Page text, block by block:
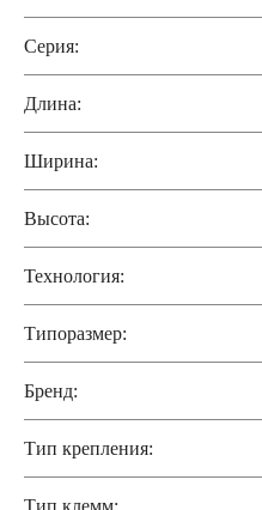
Серия:
Длина:
Ширина:
Высота:
Технология:
Типоразмер:
Бренд:
Тип крепления:
Тип клемм: